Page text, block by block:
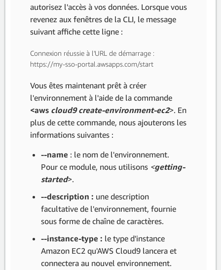
autorisez l'accès à vos données. Lorsque vous
revenez aux fenêtres de la CLI, le message
suivant affiche cette ligne :
Connexion réussie à l'URL de démarrage :
https://my-sso-portal.awsapps.com/start
Vous êtes maintenant prêt à créer
l'environnement à l'aide de la commande
<aws cloud9 create-environment-ec2>. En
plus de cette commande, nous ajouterons les
informations suivantes :
--name : le nom de l'environnement.
Pour ce module, nous utilisons <getting-
started>.
--description : une description
facultative de l'environnement, fournie
sous forme de chaîne de caractères.
--instance-type : le type d'instance
Amazon EC2 qu'AWS Cloud9 lancera et
connectera au nouvel environnement.